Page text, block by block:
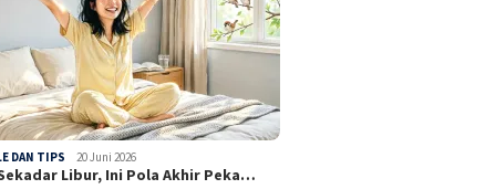
DAN TIPS 20 Juni 2026
Libur, Ini Pola Akhir Peka…